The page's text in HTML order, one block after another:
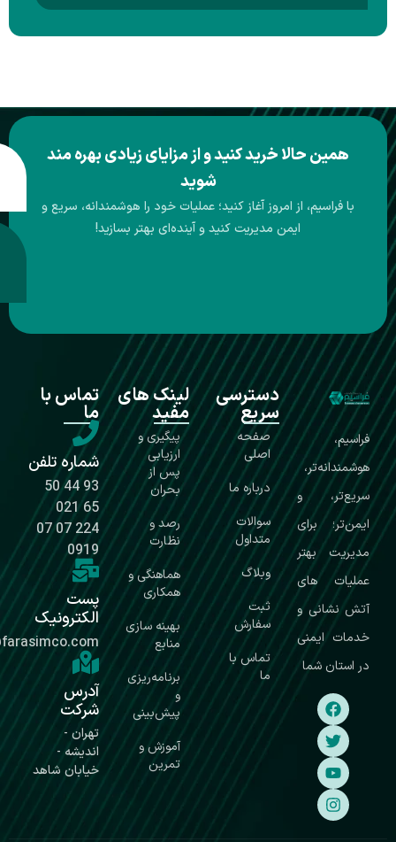
خرید
خرید کنید و از مزایای زیادی بهره مند
امروز آغاز کنید؛ عملیات خود را هوشمندانه، سریع و
مدیریت کنید و آینده‌ای بهتر بسازید!
تماس با
ما
شماره تلفن
93 44 50
65 021
224 07 07
0919
پست
الکترونیک
info@farasimco.com
آدرس
شرکت
اندیشه -
خیابان شاهد
لینک های
مفید
پیگیری و
ارزیابی
پس از
بحران
رصد و
نظارت
هماهنگی و
همکاری
بهینه سازی
منابع
برنامه‌ریزی
پیش‌بینی
آموزش و
دسترسی
سریع
صفحه
اصلی
درباره ما
سوالات
متداول
وبلاگ
ثبت
تماس با
ما